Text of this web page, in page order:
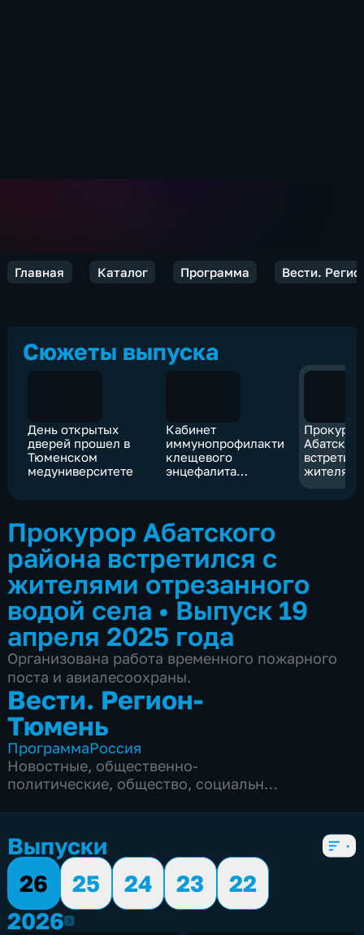
Главная Каталог Программа Вести.
Сюжеты выпуска
День открытых
дверей прошел в
Тюменском
медуниверситете
Кабинет
иммунопрофилактики
клещевого
энцефалита
Прокурор
Прокурор Абатского
района встретился с
жителями отрезанного
водой села •Выпуск 19
апреля 2025 года
Организована работа временного пожарного
поста и авиалесоохраны.
Вести. Регион-
Тюмень
ПрограммаРоссия
Новостные, общественно-
политические, общество, социально-
Выпуски
26
25 24 23
22
20262026